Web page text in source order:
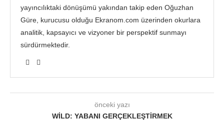
yayıncılıktaki dönüşümü yakından takip eden Oğuzhan
Güre, kurucusu olduğu Ekranom.com üzerinden okurlara
analitik, kapsayıcı ve vizyoner bir perspektif sunmayı
sürdürmektedir.
önceki yazı
WILD: YABANI GERÇEKLEŞTIRMEK